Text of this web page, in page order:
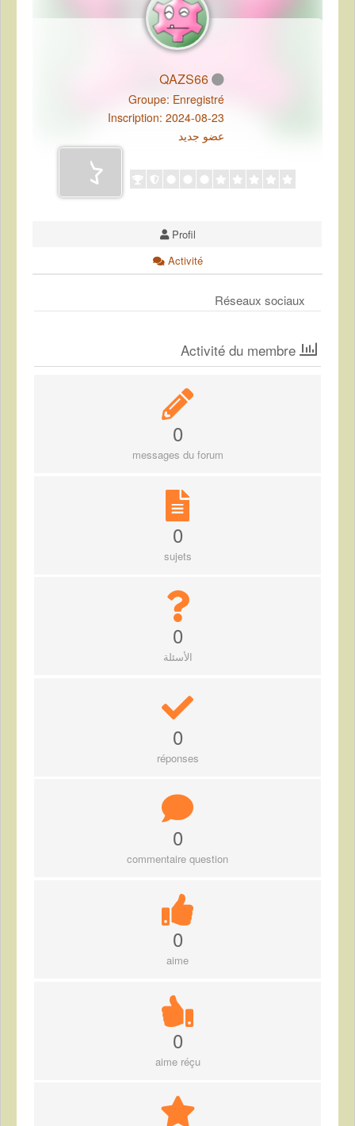
QAZS66
Groupe: Enregistré
Inscription: 2024-08-23
عضو جديد
Profil
Activité
Réseaux sociaux
0
messages du forum
0
sujets
0
الأسئلة
0
réponses
0
commentaire question
0
aime
0
aime réçu